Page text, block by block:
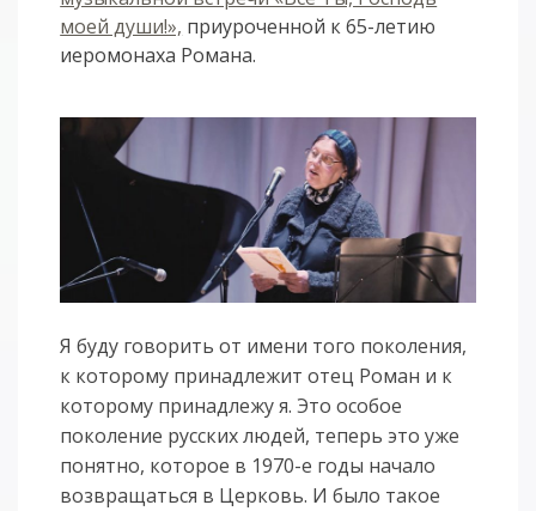
моей души!», приуроченной к 65-летию
иеромонаха Романа.
Я буду говорить от имени того поколения,
к которому принадлежит отец Роман и к
которому принадлежу я. Это особое
поколение русских людей, теперь это уже
понятно, которое в 1970-е годы начало
возвращаться в Церковь. И было такое